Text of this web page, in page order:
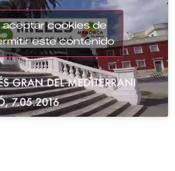
aceptar cookies de
este contenido